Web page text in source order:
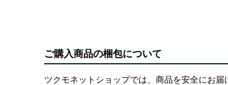
ご購入商品の梱包について
ツクモネットショップでは、商品を安全にお